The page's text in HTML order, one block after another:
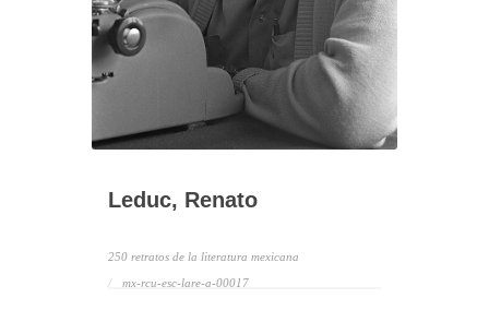
Leduc, Renato
250 retratos de la literatura mexicana
mx-rcu-esc-lare-a-00017